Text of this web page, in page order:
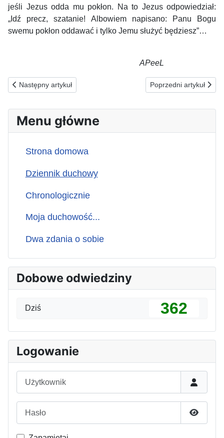
jeśli Jezus odda mu pokłon. Na to Jezus odpowiedział:
„Idź precz, szatanie! Albowiem napisano: Panu Bogu
swemu pokłon oddawać i tylko Jemu służyć będziesz”…
APeeL
Poprzednia strona: 30.06.2026(w) ZA WYPALONYCH UPAŁEM...
Następny artykuł Następna strona:
Poprzedni artykuł
Menu główne
Strona domowa
Dziennik duchowy
Chronologicznie
Moja duchowość...
Dwa zdania o sobie
Dobowe odwiedziny
Dziś 362
Logowanie
Pokaż